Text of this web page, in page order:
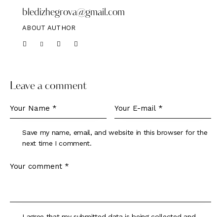
bledizhegrova@gmail.com
ABOUT AUTHOR
Leave a comment
Save my name, email, and website in this browser for the
next time I comment.